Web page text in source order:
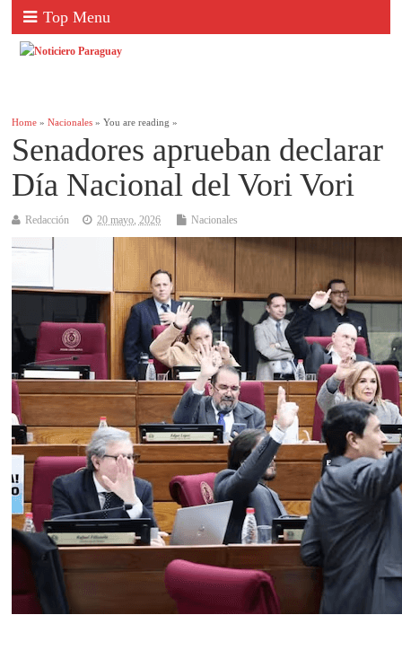
Top Menu
Home »Nacionales » You are reading »
Senadores aprueban declarar
Día Nacional del Vori Vori
Redacción 20 mayo, 2026 Nacionales